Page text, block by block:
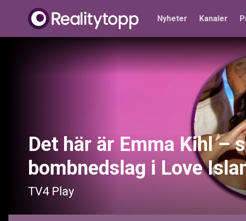
Nyheter Kanaler
Det här är Emma Kihl –
bombnedslag i Love
TV4 Play